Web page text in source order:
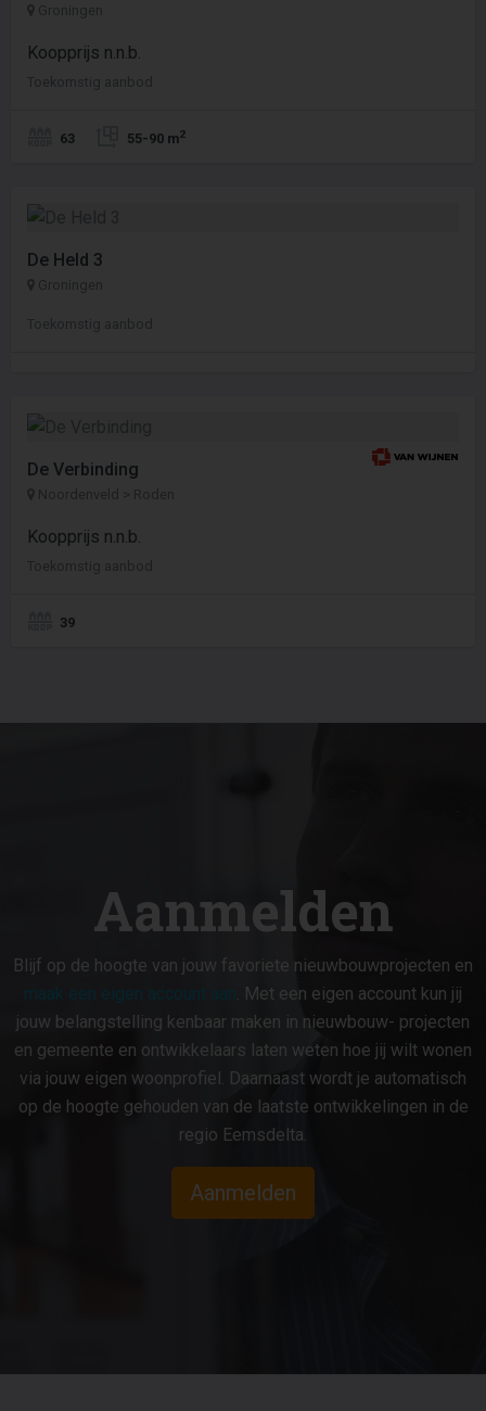
Groningen
Koopprijs n.n.b.
Toekomstig aanbod
63 55-90 m2
De Held 3
Groningen
Toekomstig aanbod
De Verbinding
Noordenveld > Roden
Koopprijs n.n.b.
Toekomstig aanbod
39
Aanmelden
Blijf op de hoogte van jouw favoriete nieuwbouwprojecten en
. Met een eigen account kun jij
jouw belangstelling kenbaar maken in nieuwbouw- projecten
en gemeente en ontwikkelaars laten weten hoe jij wilt wonen
via jouw eigen woonprofiel. Daarnaast wordt je automatisch
op de hoogte gehouden van de laatste ontwikkelingen in de
regio Eemsdelta.
Aanmelden